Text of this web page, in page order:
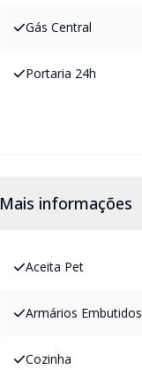
Gás Central
Portaria 24h
Mais informações
Aceita Pet
Armários Embutidos
Cozinha